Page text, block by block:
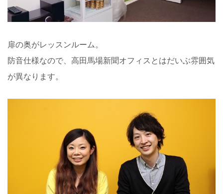
扉の奥がレッスンルーム。
防音仕様なので、高田馬場新聞オフィスとはだいぶ雰囲気
が異なります。